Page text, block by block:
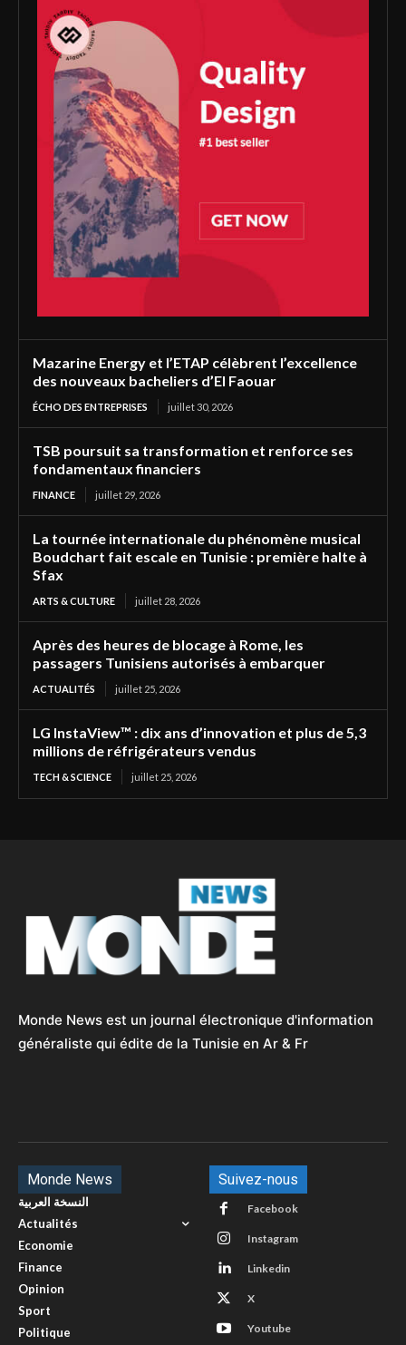
Mazarine Energy et l’ETAP célèbrent l’excellence
des nouveaux bacheliers d’El Faouar
ÉCHO DES ENTREPRISES juillet 30, 2026
TSB poursuit sa transformation et renforce ses
fondamentaux financiers
FINANCE juillet 29, 2026
La tournée internationale du phénomène musical
Boudchart fait escale en Tunisie : première halte à
Sfax
ARTS & CULTURE juillet 28, 2026
Après des heures de blocage à Rome, les
passagers Tunisiens autorisés à embarquer
ACTUALITÉS juillet 25, 2026
LG InstaView™ : dix ans d’innovation et plus de 5,3
millions de réfrigérateurs vendus
TECH & SCIENCE juillet 25, 2026
Monde News est un journal électronique d'information
généraliste qui édite de la Tunisie en Ar & Fr
Monde News
النسخة العربية
Actualités
Economie
Finance
Opinion
Sport
Politique
Suivez-nous
Facebook
Instagram
Linkedin
X
Youtube